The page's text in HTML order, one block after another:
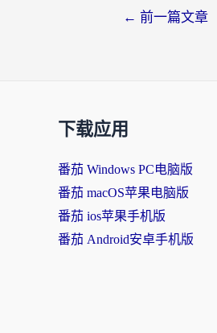
← 前一篇文章
下载应用
番茄 Windows PC电脑版
番茄 macOS苹果电脑版
番茄 ios苹果手机版
番茄 Android安卓手机版